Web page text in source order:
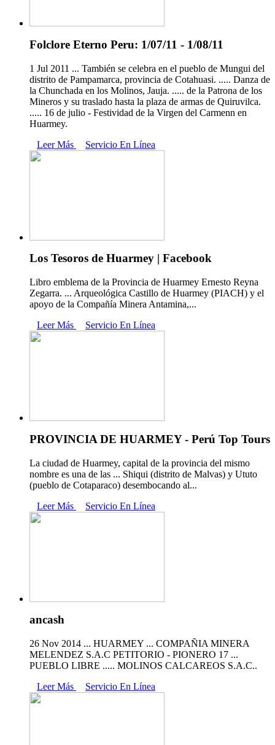
Folclore Eterno Peru: 1/07/11 - 1/08/11
1 Jul 2011 ... También se celebra en el pueblo de Mungui del
distrito de Pampamarca, provincia de Cotahuasi. ..... Danza de
la Chunchada en los Molinos, Jauja. ..... de la Patrona de los
Mineros y su traslado hasta la plaza de armas de Quiruvilca.
..... 16 de julio - Festividad de la Virgen del Carmenn en
Huarmey.
Leer Más
Servicio En Línea
Los Tesoros de Huarmey | Facebook
Libro emblema de la Provincia de Huarmey Ernesto Reyna
Zegarra. ... Arqueológica Castillo de Huarmey (PIACH) y el
apoyo de la Compañía Minera Antamina,...
Leer Más
Servicio En Línea
PROVINCIA DE HUARMEY - Perú Top Tours
La ciudad de Huarmey, capital de la provincia del mismo
nombre es una de las ... Shiqui (distrito de Malvas) y Ututo
(pueblo de Cotaparaco) desembocando al...
Leer Más
Servicio En Línea
ancash
26 Nov 2014 ... HUARMEY ... COMPAÑIA MINERA
MELENDEZ S.A.C PETITORIO - PIONERO 17 ...
PUEBLO LIBRE ..... MOLINOS CALCAREOS S.A.C..
Leer Más
Servicio En Línea